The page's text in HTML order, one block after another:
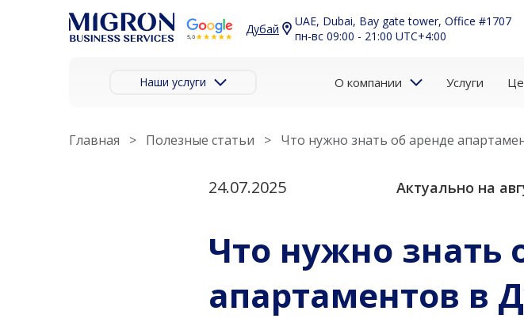
Дубай
UAE, Dubai, Bay gate tower, Office #1707
пн-вс 09:00 - 21:00 UTC+4:00
Наши услуги О компании Услуги
Главная Полезные статьи Что нужно знать об аренде
24.07.2025 Актуально на
Что нужно знать
апартаментов в